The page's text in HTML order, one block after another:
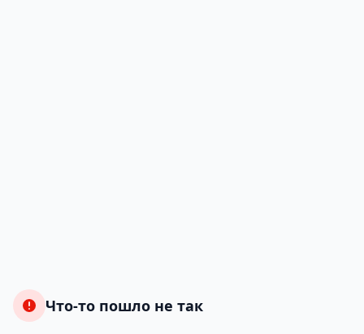
Что-то пошло не так